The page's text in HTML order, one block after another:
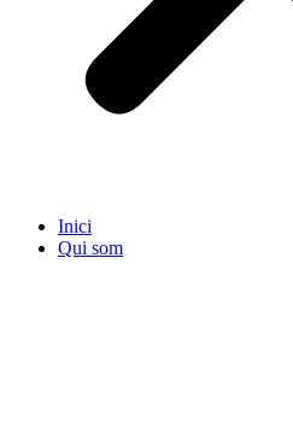
Inici
Qui som